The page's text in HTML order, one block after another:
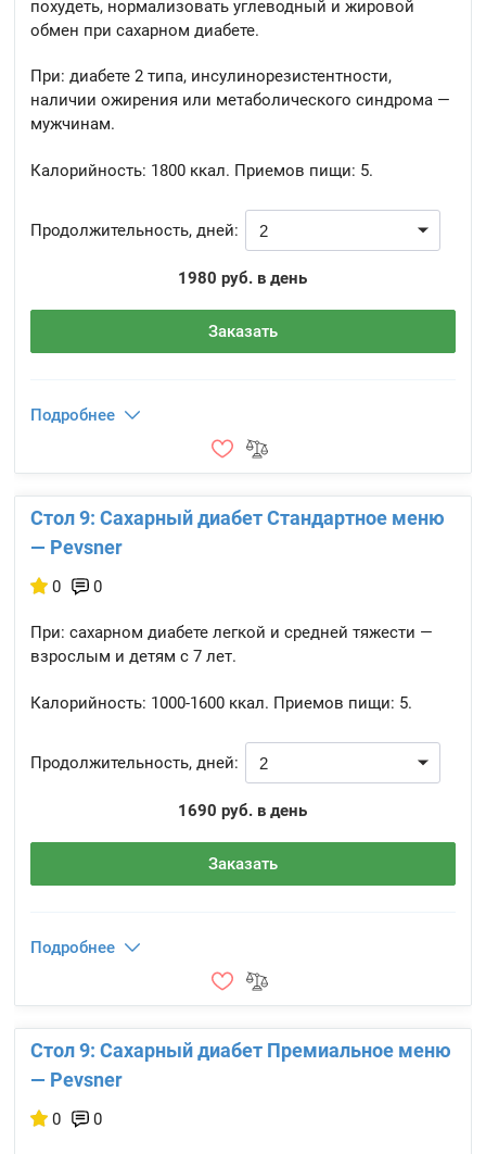
похудеть, нормализовать углеводный и жировой
обмен при сахарном диабете.
При: диабете 2 типа, инсулинорезистентности,
наличии ожирения или метаболического синдрома —
мужчинам.
Калорийность: 1800 ккал. Приемов пищи: 5.
Продолжительность, дней:
1980 руб. в день
Заказать
Подробнее
Стол 9: Сахарный диабет Стандартное меню
— Pevsner
0 0
При: сахарном диабете легкой и средней тяжести —
взрослым и детям с 7 лет.
Калорийность: 1000-1600 ккал. Приемов пищи: 5.
Продолжительность, дней:
1690 руб. в день
Заказать
Подробнее
Стол 9: Сахарный диабет Премиальное меню
— Pevsner
0 0